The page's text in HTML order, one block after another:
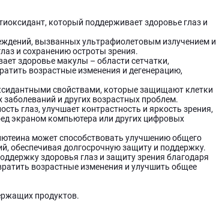
который поддерживает здоровье глаз и
вызванных ультрафиолетовым излучением и
и сохранению остроты зрения.
здоровье макулы – области сетчатки,
возрастные изменения и дегенерацию,
свойствами, которые защищают клетки
и других возрастных проблем.
глаз, улучшает контрастность и яркость зрения,
экраном компьютера или других цифровых
может способствовать улучшению общего
обеспечивая долгосрочную защиту и поддержку.
здоровья глаз и защиту зрения благодаря
возрастные изменения и улучшить общее
продуктов.